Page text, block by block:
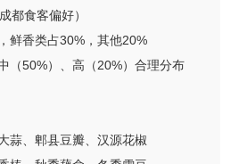
都食客偏好）
鲜香类占30%，其他20%
（50%）、高（20%）合理分布
蒜、郫县豆瓣、汉源花椒